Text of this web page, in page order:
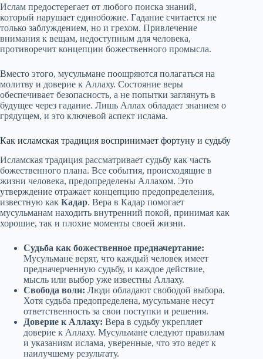
Ислам предостерегает от любого поиска знаний,
который нарушает единобожие. Гадание считается не
только заблуждением, но и грехом. Привлечение
внимания к вещам, недоступным для человека,
противоречит концепции божественного промысла.
Вместо этого, мусульмане поощряются полагаться на
молитву и доверие к Аллаху. Состояние веры
обеспечивает безопасность, а не попытки заглянуть в
будущее через гадание. Лишь Аллах обладает знанием о
грядущем, и это ключевой аспект ислама.
Как исламская традиция воспринимает фортуну и судьбу
Исламская традиция рассматривает судьбу как часть
божественного плана. Все события, происходящие в
жизни человека, предопределены Аллахом. Это
утверждение отражает концепцию предопределения,
известную как Кадар. Вера в Кадар помогает
мусульманам находить внутренний покой, принимая как
хорошие, так и плохие моменты своей жизни.
Судьба как божественное предначертание:
Мусульмане верят, что каждый человек имеет
предначерченную судьбу, и каждое действие,
мысль или выбор уже известны Аллаху.
Свобода воли: Люди обладают свободой выбора.
Хотя судьба предопределена, мусульмане несут
ответственность за свои поступки и решения.
Доверие к Аллаху: Вера в судьбу укрепляет
доверие к Аллаху. Мусульмане следуют правилам
и указаниям ислама, уверенные, что это ведет к
наилучшему результату.